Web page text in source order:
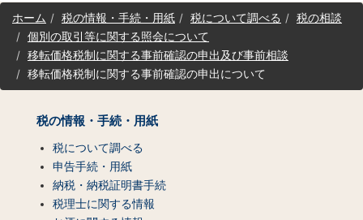
サ
イ
プ
ホーム 税の情報・手続・用紙 税について調べる
税の相談
個別の取引等に関する照会について
移転価格税制に関する事前確認の申出及び事前相談
移転価格税制に関する事前確認の申出について
税の情報・手続・用紙
税について調べる
申告手続・用紙
納税・納税証明書手続
税理士に関する情報